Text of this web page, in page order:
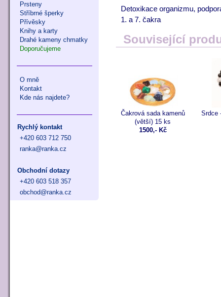
Prsteny
Stříbrné šperky
Přívěsky
Knihy a karty
Drahé kameny chmatky
Doporučujeme
O mně
Kontakt
Kde nás najdete?
Rychlý kontakt
+420 603 712 750
ranka@ranka.cz
Obchodní dotazy
+420 603 518 357
obchod@ranka.cz
Detoxikace organizmu,
1. a 7. čakra
Související
Čakrová sada kamenů
(větší) 15 ks
1500,- Kč
Srdce